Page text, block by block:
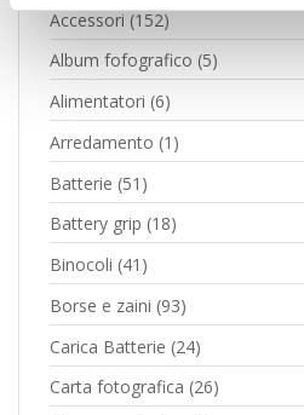
Accessori (152)
Album fofografico (5)
Alimentatori (6)
Arredamento (1)
Batterie (51)
Battery grip (18)
Binocoli (41)
Borse e zaini (93)
Carica Batterie (24)
Carta fotografica (26)